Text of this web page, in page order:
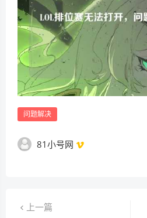
问题解决
81小号网
上一篇